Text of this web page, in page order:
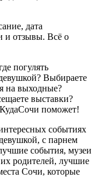
дата
и отзывы. Всё о
погулять
Выбираете
на выходные?
выставки?
КудаСочи поможет!
событиях
с парнем
события, музеи
родителей, лучшие
Сочи, которые